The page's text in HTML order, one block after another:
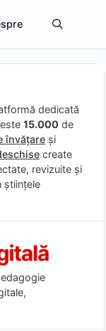
dedicată
15.000 de
învățare și
create
revizuite și
științele